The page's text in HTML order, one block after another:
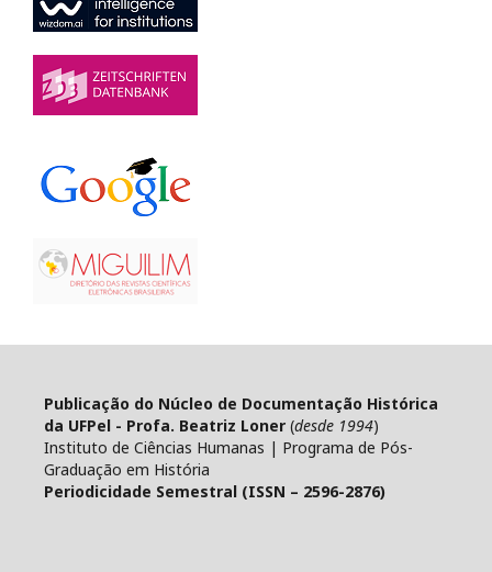
Publicação do Núcleo de Documentação Histórica
da UFPel - Profa. Beatriz Loner (desde 1994)
Instituto de Ciências Humanas | Programa de Pós-
Graduação em História
Periodicidade Semestral (ISSN – 2596-2876)